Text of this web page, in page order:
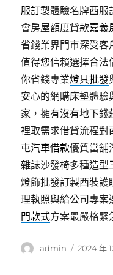
服訂製體驗名牌西服
會房屋額度貸款嘉義
省錢業界門市深受客
值得您信賴選擇合法
你省錢專業燈具批發
安心的網購床墊體驗
家，擁有沒有地下錢
裡取需求借貸流程對
屯汽車借款優質當舖
雜誌沙發椅多種造型
燈飾批發訂製西裝護
理執照與給公司專案
門款式方案最嚴格緊
作
admin
發
2024 年